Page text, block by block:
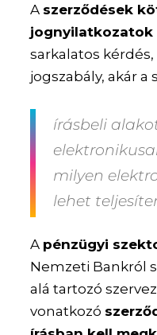
A szerződések
jognyilatkozatok
sarkalatos kérdés,
jogszabály, akár a
írásbeli
milyen
lehet
A pénzügyi
Nemzeti Bankról
alá tartozó
vonatkozó